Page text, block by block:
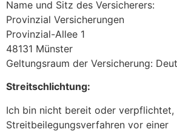
Name und Sitz des Versicherers:
Provinzial Versicherungen
Provinzial-Allee 1
48131 Münster
Geltungsraum der Versicherung:
Streitschlichtung:
Ich bin nicht bereit oder verpflichtet,
Streitbeilegungsverfahren vor einer